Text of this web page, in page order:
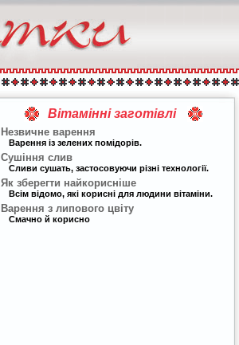
Вітамінні заготівлі
Незвичне варення
Варення із зелених помідорів.
Сушіння слив
Сливи сушать, застосовуючи різні технології.
Як зберегти найкорисніше
Всім відомо, які корисні для людини вітаміни.
Варення з липового цвіту
Смачно й корисно